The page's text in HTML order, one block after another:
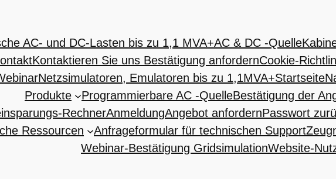
AC- und DC-Lasten bis zu 1,1 MVA+AC & DC -Quelle
Kontaktieren Sie uns Bestätigung anfordernCookie-
Netzsimulatoren, Emulatoren bis zu 1,1MVA+Startseite
Produkte
Programmierbare AC -QuelleBestätigung der
RechnerAnmeldungAngebot anfordernPasswort
Ressourcen Anfrageformular für technischen Support
Webinar-Bestätigung GridsimulationWebsite-